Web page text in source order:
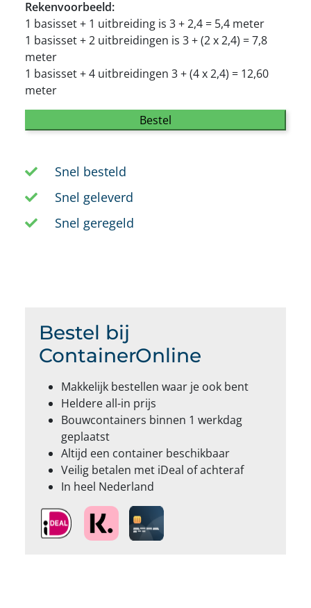
Rekenvoorbeeld:
1 basisset + 1 uitbreiding is 3 + 2,4 = 5,4 meter
1 basisset + 2 uitbreidingen is 3 + (2 x 2,4) = 7,8
meter
1 basisset + 4 uitbreidingen 3 + (4 x 2,4) = 12,60
meter
Bestel
Snel besteld
Snel geleverd
Snel geregeld
Bestel bij
ContainerOnline
Makkelijk bestellen waar je ook bent
Heldere all-in prijs
Bouwcontainers binnen 1 werkdag
geplaatst
Altijd een container beschikbaar
Veilig betalen met iDeal of achteraf
In heel Nederland